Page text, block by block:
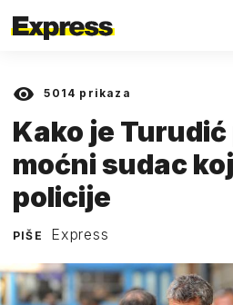
5014 prikaza
Kako je
moćni sudac
policije
PIŠE Express